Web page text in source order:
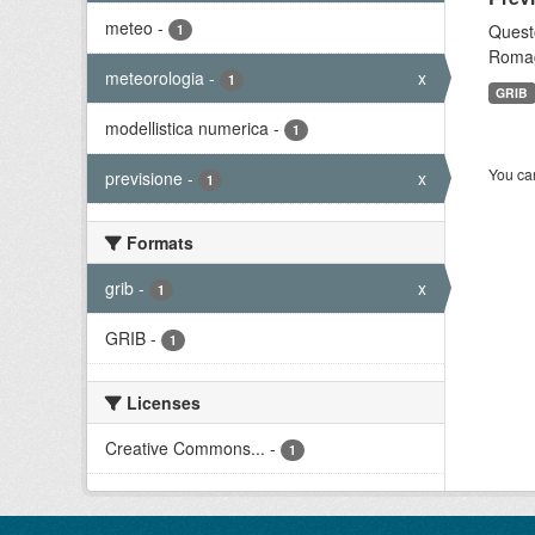
meteo - 1
meteorologia - 1 x
modellistica numerica - 1
previsione - 1 x
Formats
grib - 1 x
GRIB - 1
Licenses
Creative Commons... - 1
GRIB
You